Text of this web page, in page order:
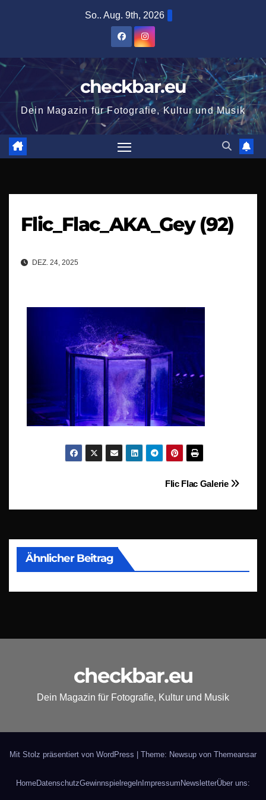
So.. Aug. 9th, 2026
checkbar.eu
Dein Magazin für Fotografie, Kultur und Musik
Flic_Flac_AKA_Gey (92)
DEZ. 24, 2025
BeitragsnavigationFlic Flac Galerie
Ähnlicher Beitrag
checkbar.eu
Dein Magazin für Fotografie, Kultur und Musik
Mit Stolz präsentiert von WordPress | Theme: Newsup von Themeansar
HomeDatenschutzGewinnspielregeln Impressum NewsletterÜber uns: